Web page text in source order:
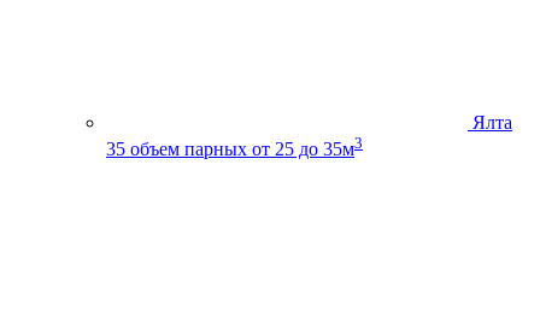
Ялта
35 объем парных от 25 до 35м3